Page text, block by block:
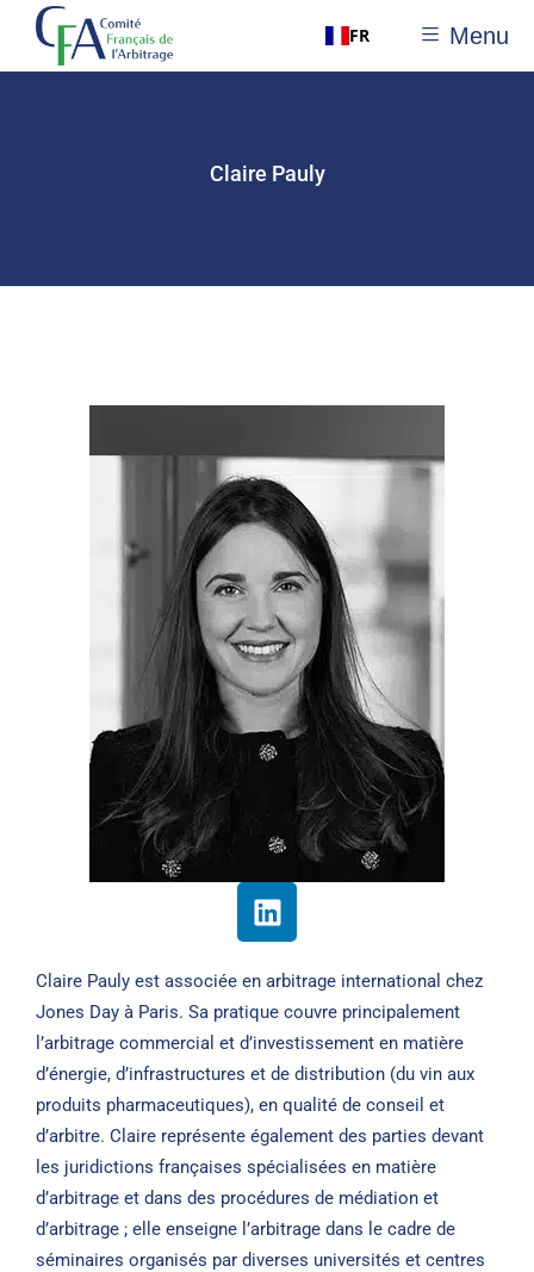
Menu
FR
Claire Pauly
Claire Pauly est associée en arbitrage international chez
Jones Day à Paris. Sa pratique couvre principalement
l’arbitrage commercial et d’investissement en matière
d’énergie, d’infrastructures et de distribution (du vin aux
produits pharmaceutiques), en qualité de conseil et
d’arbitre. Claire représente également des parties devant
les juridictions françaises spécialisées en matière
d’arbitrage et dans des procédures de médiation et
d’arbitrage ; elle enseigne l’arbitrage dans le cadre de
séminaires organisés par diverses universités et centres